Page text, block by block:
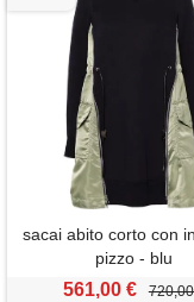
sacai abito corto con
pizzo - blu
561,00 €